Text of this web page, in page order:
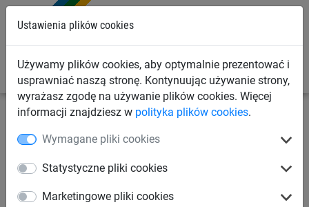
Ustawienia plików cookies
Używamy plików cookies, aby optymalnie prezentować i
usprawniać naszą stronę. Kontynuując używanie strony,
wyrażasz zgodę na używanie plików cookies. Więcej
informacji znajdziesz w polityka plików cookies.
Wymagane pliki cookies
Statystyczne pliki cookies
Marketingowe pliki cookies
Siatka turniejowa do
badmintona "Champion", z